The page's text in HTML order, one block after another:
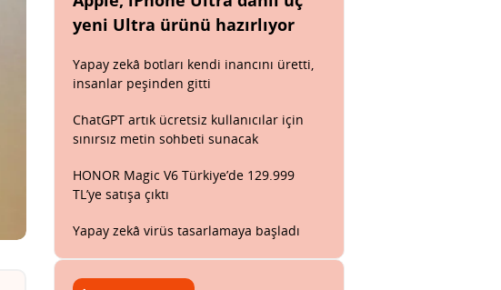
yeni Ultra ürünü hazırlıyor
Yapay zekâ botları kendi inancını üretti,
insanlar peşinden gitti
ChatGPT artık ücretsiz kullanıcılar için
sınırsız metin sohbeti sunacak
HONOR Magic V6 Türkiye’de 129.999
TL’ye satışa çıktı
Yapay zekâ virüs tasarlamaya başladı